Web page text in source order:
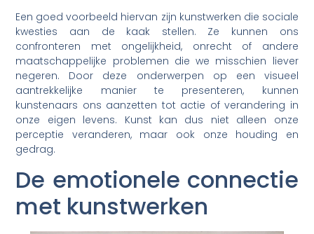
Een goed voorbeeld hiervan zijn kunstwerken die sociale
kwesties aan de kaak stellen. Ze kunnen ons
confronteren met ongelijkheid, onrecht of andere
maatschappelijke problemen die we misschien liever
negeren. Door deze onderwerpen op een visueel
aantrekkelijke manier te presenteren, kunnen
kunstenaars ons aanzetten tot actie of verandering in
onze eigen levens. Kunst kan dus niet alleen onze
perceptie veranderen, maar ook onze houding en
gedrag.
De emotionele connectie
met kunstwerken